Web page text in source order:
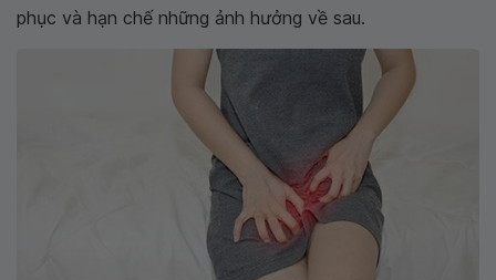
phục và hạn chế những ảnh hưởng về sau.